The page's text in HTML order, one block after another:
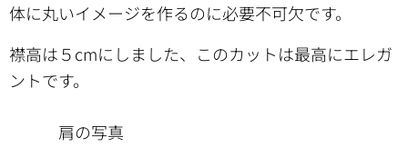
体に丸いイメージを作るのに必要不可欠です。
襟高は５cmにしました、このカットは最高にエレガ
ントです。
肩の写真